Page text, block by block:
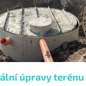
úpravy terénu